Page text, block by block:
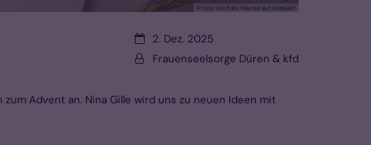
© Foto von Kate Macate auf Unsplash
Datum:2. Dez. 2025
Von:Frauenseelsorge Düren & kfd
Advent an. Nina Gille wird uns zu neuen Ideen mit